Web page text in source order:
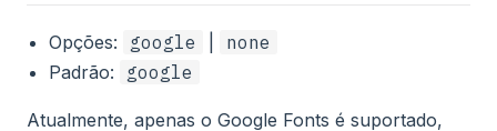
Opções: google
none
Padrão:
google
Atualmente, apenas o Google Fonts é suportado,